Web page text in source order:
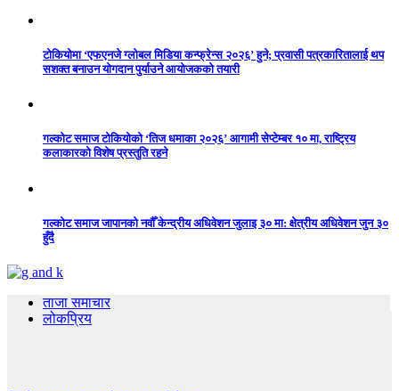
टोकियोमा ‘एफएनजे ग्लोबल मिडिया कन्फ्रेन्स २०२६’ हुने; प्रवासी पत्रकारितालाई थप
सशक्त बनाउन योगदान पुर्याउने आयोजकको तयारी
गल्कोट समाज टोकियोको ‘तिज धमाका २०२६’ आगामी सेप्टेम्बर १० मा, राष्ट्रिय
कलाकारको विशेष प्रस्तुति रहने
गल्कोट समाज जापानको नवौँ केन्द्रीय अधिवेशन जुलाइ ३० मा: क्षेत्रीय अधिवेशन जुन ३०
हुँदै
ताजा समाचार
लोकप्रिय